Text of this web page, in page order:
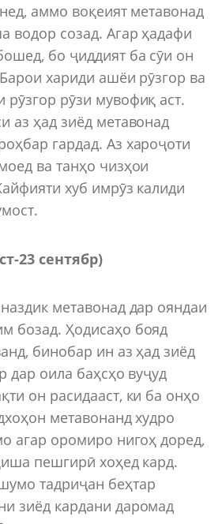
аммо воқеият метавонад
водор созад. Агар ҳадафи
бо ҷиддият ба сӯи он
хариди ашёи рӯзгор ва
рӯзгор рӯзи мувофиқ аст.
аз ҳад зиёд метавонад
гардад. Аз хароҷоти
ва танҳо чизҳои
хуб имрӯз калиди
23 сентябр)
метавонад дар ояндаи
бозад. Ҳодисаҳо бояд
бинобар ин аз ҳад зиёд
дар оила баҳсҳо вуҷуд
он расидааст, ки ба онҳо
метавонанд худро
агар оромиро нигоҳ доред,
пешгирӣ хоҳед кард.
тадриҷан беҳтар
зиёд кардани даромад